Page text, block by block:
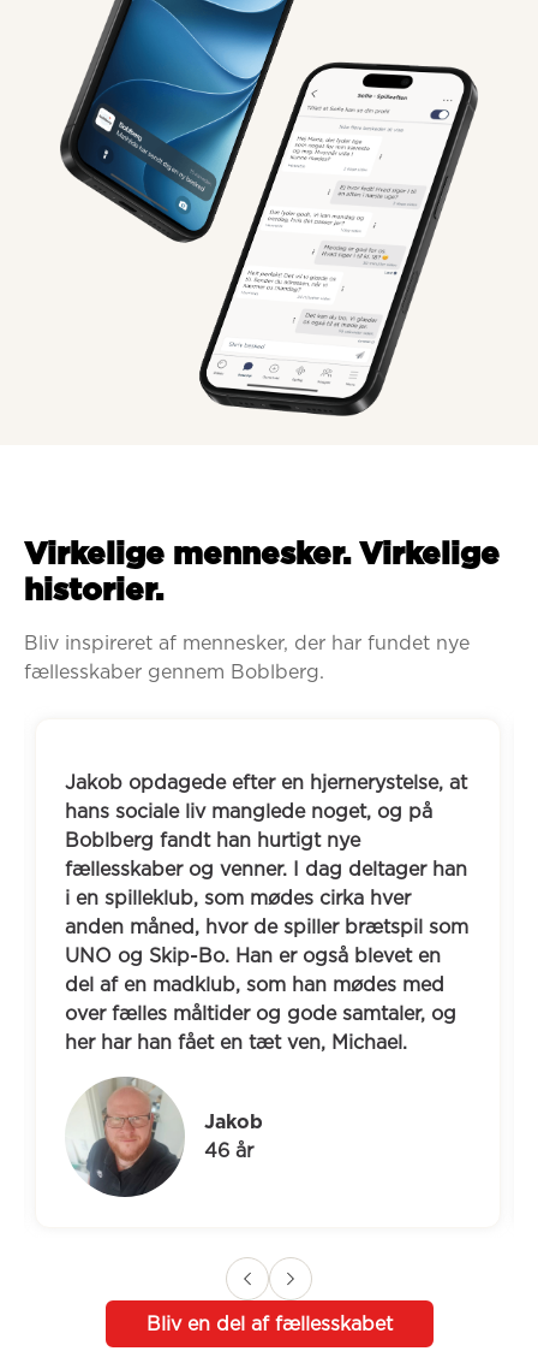
Virkelige mennesker. Virkelige
historier.
Bliv inspireret af mennesker, der har fundet nye
fællesskaber gennem Boblberg.
Jakob opdagede efter en hjernerystelse, at
hans sociale liv manglede noget, og på
Boblberg fandt han hurtigt nye
fællesskaber og venner. I dag deltager han
i en spilleklub, som mødes cirka hver
anden måned, hvor de spiller brætspil som
UNO og Skip-Bo. Han er også blevet en
del af en madklub, som han mødes med
over fælles måltider og gode samtaler, og
her har han fået en tæt ven, Michael.
Jakob
46 år
Bliv en del af fællesskabet